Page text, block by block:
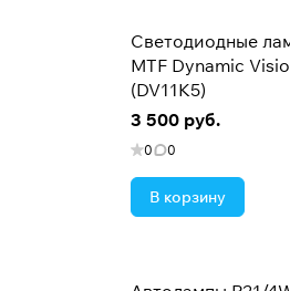
Светодиодные
MTF Dynamic
(DV11K5)
3 500 руб.
0 0
В корзину